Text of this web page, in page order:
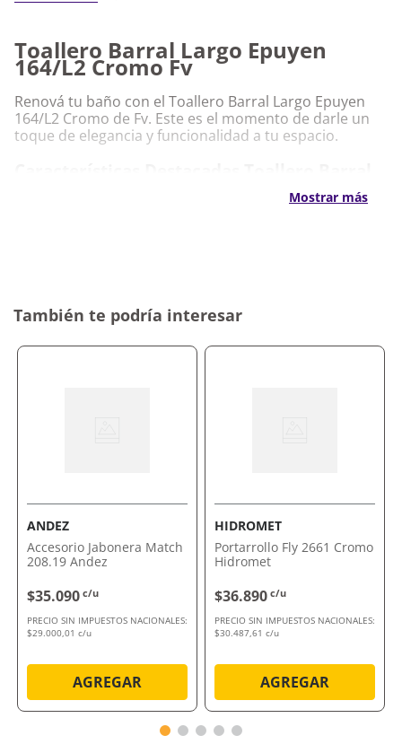
Toallero Barral Largo Epuyen
164/L2 Cromo Fv
Renová tu baño con el Toallero Barral Largo Epuyen
164/L2 Cromo de Fv. Este es el momento de darle un
toque de elegancia y funcionalidad a tu espacio.
Por qué nos gusta Toallero Barral Largo
Epuyen 164/L2 Cromo Fv
Nos encanta por su capacidad de combinar diseño y
Mostrar más
También te podría interesar
ANDEZ
Accesorio Jabonera Match
208.19 Andez
$35.090 c/u
PRECIO SIN IMPUESTOS NACIONALES:
$29.000,01 c/u
AGREGAR
HIDROMET
Portarrollo Fly 2661 Cromo
Hidromet
$36.890 c/u
PRECIO SIN IMPUESTOS NACIONALES:
$30.487,61 c/u
AGREGAR